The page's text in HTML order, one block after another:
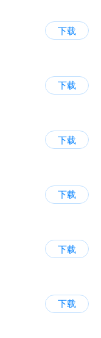
下载
下载
下载
下载
下载
下载